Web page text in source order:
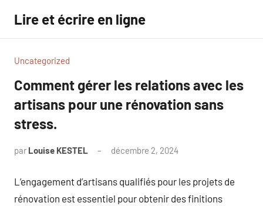
contenu
Lire et écrire en ligne
Uncategorized
Comment gérer les relations avec les
artisans pour une rénovation sans
stress.
par Louise KESTEL décembre 2, 2024
L’engagement d’artisans qualifiés pour les projets de
rénovation est essentiel pour obtenir des finitions